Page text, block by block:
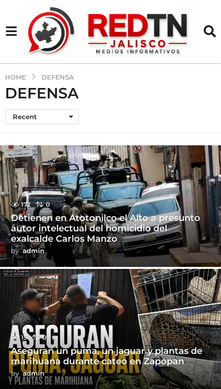
HOME DEFENSA
DEFENSA
Recent
172 0
Detienen en Atotonilco el Alto a presunto
autor intelectual del homicidio del
exalcalde Carlos Manzo
by admin
15 0
Aseguran un puma, un jaguar y plantas de
marihuana durante cateo en Zapopan
by admin